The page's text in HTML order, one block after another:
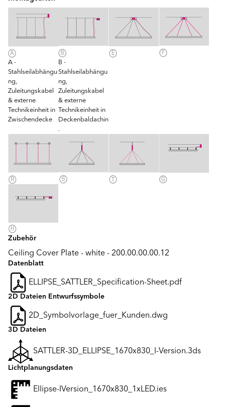
A -
Stahlseilabhängu
ng,
Zuleitungskabel
& externe
Technikeinheit in
Zwischendecke
B -
Stahlseilabhängu
ng,
Zuleitungskabel
& externe
Technikeinheit in
Deckenbaldachin
.
Zubehör
Ceiling Cover Plate - white - 200.00.00.00.12
Datenblatt
ELLIPSE_SATTLER_Specification-Sheet.pdf
2D Dateien Entwurfssymbole
2D_Symbolvorlage_fuer_Kunden.dwg
3D Dateien
SATTLER-3D_ELLIPSE_1670x830_I-Version.3ds
Lichtplanungsdaten
Ellipse-IVersion_1670x830_1xLED.ies